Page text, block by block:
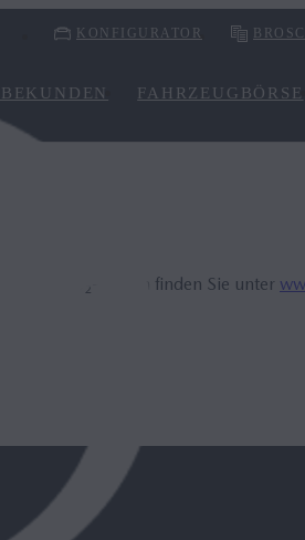
KONFIGURATOR
FAHRZEUGBÖRSE
und CO₂-Kosten finden Sie unter